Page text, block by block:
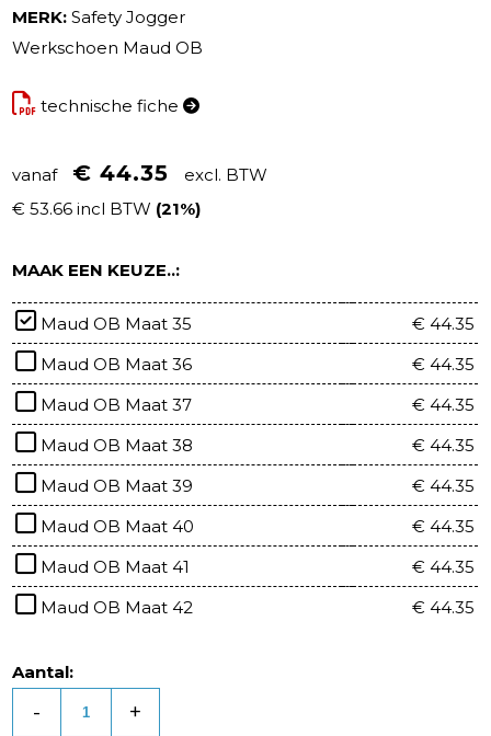
MERK: Safety Jogger
Werkschoen Maud OB
technische fiche
vanaf € 44.35
excl. BTW
€ 53.66 incl BTW (21%)
MAAK EEN KEUZE..:
Maud OB Maat 35
€ 44.35
Maud OB Maat 36
€ 44.35
Maud OB Maat 37
€ 44.35
Maud OB Maat 38
€ 44.35
Maud OB Maat 39
€ 44.35
Maud OB Maat 40
€ 44.35
Maud OB Maat 41
€ 44.35
Maud OB Maat 42
€ 44.35
Aantal:
- +